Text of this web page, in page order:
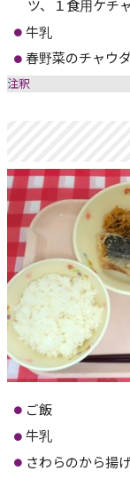
ツ、１食用ケチ
牛乳
春野菜のチャウ
注釈
ご飯
牛乳
さわらのから揚